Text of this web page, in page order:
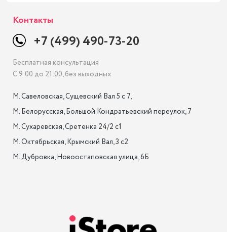
Контакты
+7 (499) 490-73-20
Бесплатная консультация
С 9:00 до 21:00, без выходных
М. Савеловская, Сущевский Вал 5 с 7,
М. Белорусская, Большой Кондратьевский переулок, 7
М. Сухаревская, Сретенка 24/2 с1
М. Октябрьская, Крымский Вал, 3 с2
М. Дубровка, Новоостаповская улица, 6Б